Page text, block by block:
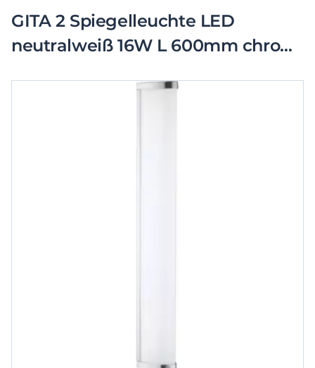
GITA 2 Spiegelleuchte LED
neutralweiß 16W L 600mm chrom,